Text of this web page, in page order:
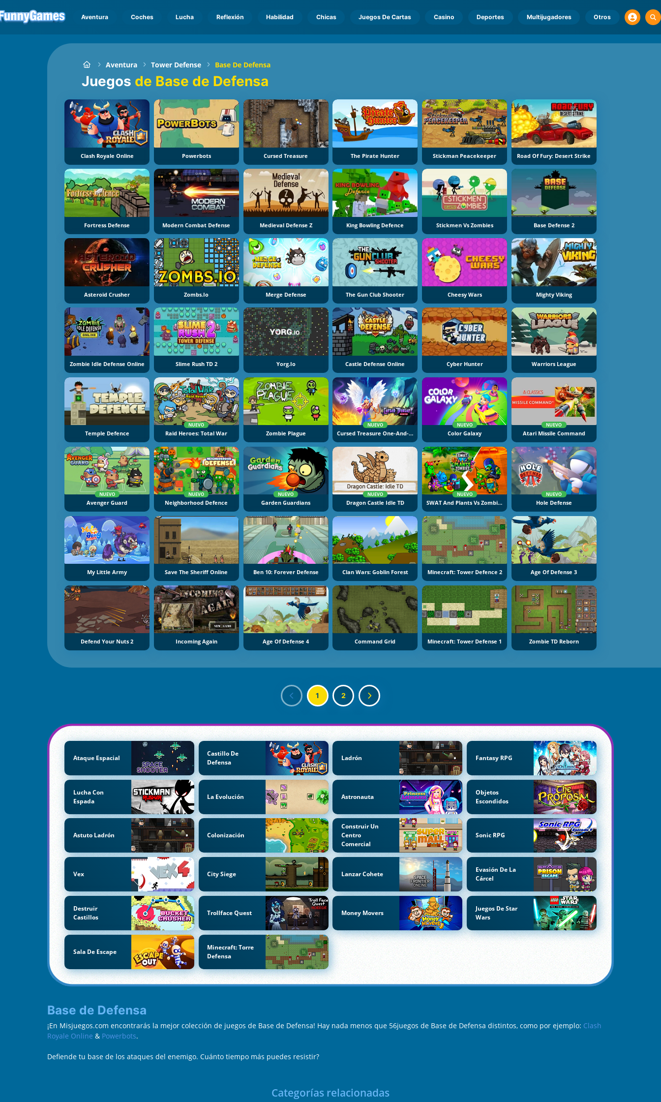
Aventura Coches Lucha Reflexión Habilidad Chicas Juegos De Cartas Casino Deportes Multijugadores Otros
Aventura Tower Defense Base De Defensa
Juegos de Base de Defensa
Clash Royale Online Powerbots Cursed Treasure The Pirate Hunter Stickman Peacekeeper Road Of Fury: Desert Strike
Fortress Defense Modern Combat Defense Medieval Defense Z King Bowling Defence Stickmen Vs Zombies Base Defense 2
Asteroid Crusher Zombs.io Merge Defense The Gun Club Shooter Cheesy Wars Mighty Viking
Zombie Idle Defense Online Slime Rush TD 2 Yorg.io Castle Defense Online Cyber Hunter Warriors League
Temple Defence
NUEVO
Raid Heroes: Total War Zombie Plague
NUEVO
Cursed Treasure One-And-A-Half
NUEVO
Color Galaxy
NUEVO
Atari Missile Command
NUEVO
Avenger Guard
NUEVO
Neighborhood Defence
NUEVO
Garden Guardians
NUEVO
Dragon Castle Idle TD
NUEVO
SWAT And Plants Vs Zombies
NUEVO
Hole Defense
My Little Army Save The Sheriff Online Ben 10: Forever Defense Clan Wars: Goblin Forest Minecraft: Tower Defence 2 Age Of Defense 3
Defend Your Nuts 2 Incoming Again Age Of Defense 4 Command Grid Minecraft: Tower Defense 1 Zombie TD Reborn
1 2
Ataque Espacial
Castillo De
Defensa
Ladrón Fantasy RPG
Lucha Con
Espada
La Evolución Astronauta
Objetos
Escondidos
Astuto Ladrón Colonización
Construir Un
Centro
Comercial
Sonic RPG
Vex City Siege Lanzar Cohete
Evasión De La
Cárcel
Destruir
Castillos
Trollface Quest Money Movers
Juegos De Star
Wars
Sala De Escape
Minecraft: Torre
Defensa
Base de Defensa
¡En Misjuegos.com encontrarás la mejor colección de juegos de Base de Defensa! Hay nada menos que 56juegos de Base de Defensa distintos, como por ejemplo: Clash
Royale Online & Powerbots.
Defiende tu base de los ataques del enemigo. Cuánto tiempo más puedes resistir?
Categorías relacionadas